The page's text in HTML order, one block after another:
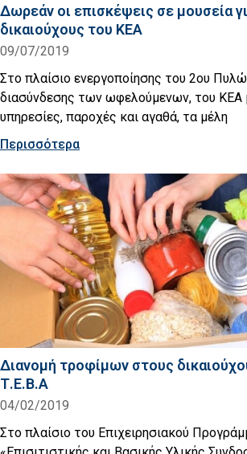
Δωρεάν οι επισκέψεις σε μουσεία
δικαιούχους του ΚΕΑ
09/07/2019
Στο πλαίσιο ενεργοποίησης του 2ου
διασύνδεσης των ωφελούμενων, του ΚΕΑ
υπηρεσίες, παροχές και αγαθά, τα μέλη
Περισσότερα
Διανομή τροφίμων στους
Τ.Ε.Β.Α
04/02/2019
Στο πλαίσιο του Επιχειρησιακού